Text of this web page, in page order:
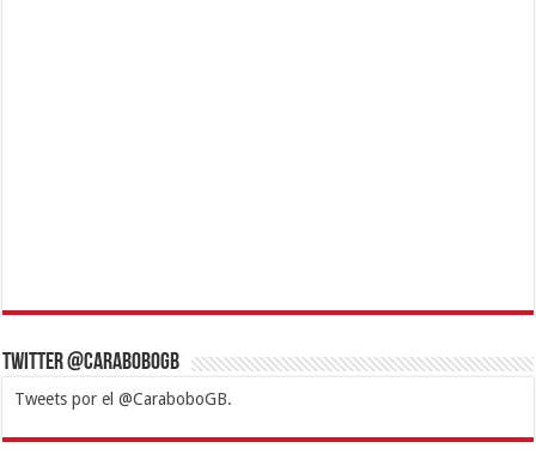
Twitter @CaraboboGB
Tweets por el @CaraboboGB.
1xbetBetturkeyBetistKralbetSupertotobetTipobetMatadorbetMariobet
https://mvbcasino.com/